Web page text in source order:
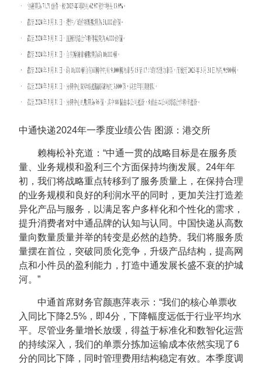
中通快递2024年一季度业绩公告 图源：港交所
赖梅松补充道：“中通一贯的战略目标是在服务质
量、业务规模和盈利三个方面保持均衡发展。24年年
初，我们将战略重点转移到了服务质量上，在保持合理
的业务规模和良好的利润水平的同时，更加关注打造差
异化产品与服务，以满足客户多样化和个性化的需求，
提升消费者对中通品牌的认知与认同。中国快递从高数
量向数量质量并举的转变是必然的趋势。我们将服务质
量摆在首位，突破同质化竞争，升级产品结构，提高网
点和小件员的盈利能力，打造中通发展长盛不衰的护城
河。”
中通首席财务官颜惠萍表示：“我们的核心单票收
入同比下降2.5%，即4分，下降幅度远低于行业平均水
平。尽管业务量增长放缓，得益于标准化和数智化运营
的持续深入，我们的单票分拣加运输成本依然实现了6
分的同比下降，同时管理费用结构稳定有效。本季度调